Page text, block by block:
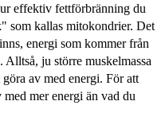
effektiv fettförbränning du
som kallas mitokondrier. Det
energi som kommer från
ju större muskelmassa
av med energi. För att
mer energi än vad du